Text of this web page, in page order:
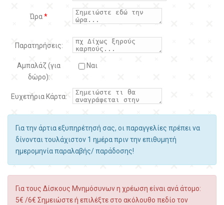
Ώρα*
Παρατηρήσεις:
Αμπαλάζ (για
δώρο):
Ναι
Ευχετήρια Κάρτα:
Για την άρτια εξυπηρέτησή σας, οι παραγγελίες πρέπει να
δίνονται τουλάχιστον 1 ημέρα πριν την επιθυμητή
ημερομηνία παραλαβής/ παράδοσης!
Για τους Δίσκους Μνημόσυνων η χρέωση είναι ανά άτομο:
5€ /6€ Σημειώστε ή επιλέξτε στο ακόλουθο πεδίο τον